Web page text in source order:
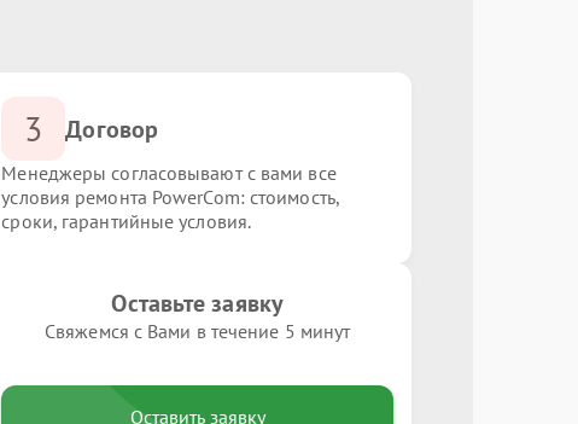
3 Договор
Менеджеры согласовывают с вами все
условия ремонта PowerCom: стоимость,
сроки, гарантийные условия.
Оставьте заявку
Свяжемся с Вами в течение 5 минут
Оставить заявку